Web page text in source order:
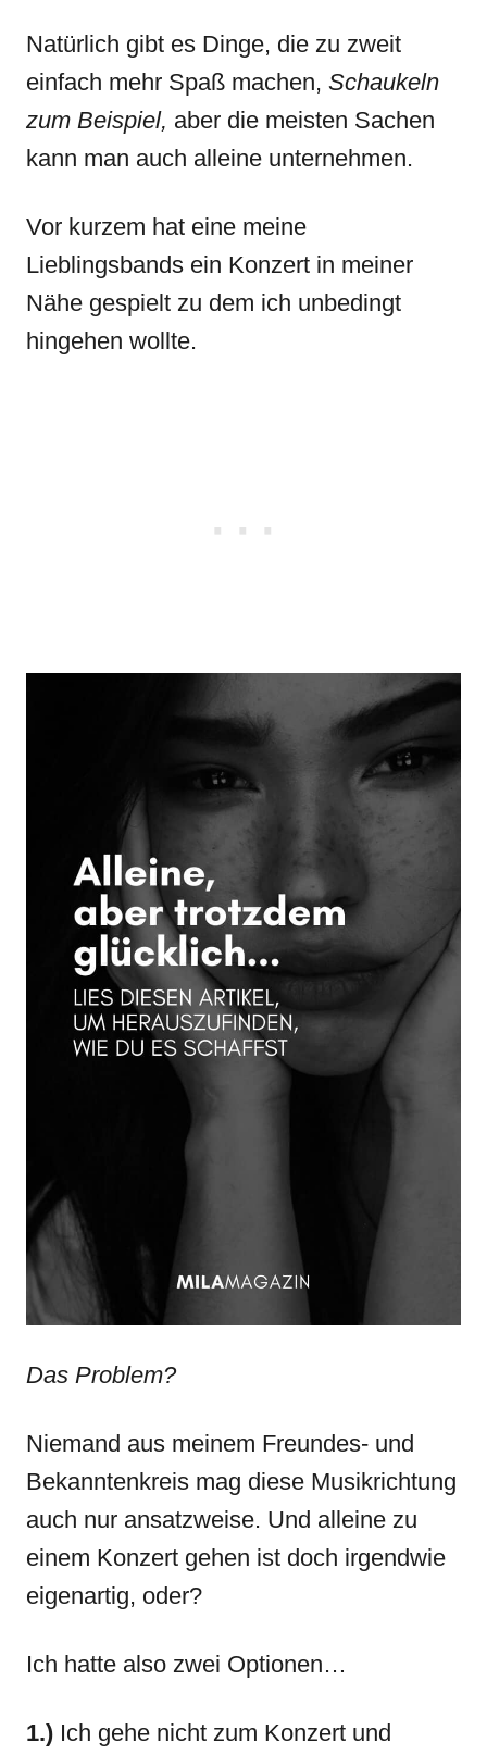
Natürlich gibt es Dinge, die zu zweit
einfach mehr Spaß machen, Schaukeln
zum Beispiel, aber die meisten Sachen
kann man auch alleine unternehmen.
Vor kurzem hat eine meine
Lieblingsbands ein Konzert in meiner
Nähe gespielt zu dem ich unbedingt
hingehen wollte.
Das Problem?
Niemand aus meinem Freundes- und
Bekanntenkreis mag diese Musikrichtung
auch nur ansatzweise. Und alleine zu
einem Konzert gehen ist doch irgendwie
eigenartig, oder?
Ich hatte also zwei Optionen…
1.) Ich gehe nicht zum Konzert und